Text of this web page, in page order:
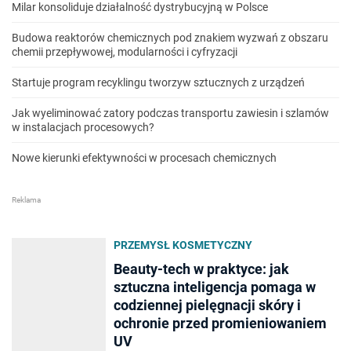
Milar konsoliduje działalność dystrybucyjną w Polsce
Budowa reaktorów chemicznych pod znakiem wyzwań z obszaru
chemii przepływowej, modularności i cyfryzacji
Startuje program recyklingu tworzyw sztucznych z urządzeń
Jak wyeliminować zatory podczas transportu zawiesin i szlamów
w instalacjach procesowych?
Nowe kierunki efektywności w procesach chemicznych
PRZEMYSŁ KOSMETYCZNY
Beauty-tech w praktyce: jak
sztuczna inteligencja pomaga w
codziennej pielęgnacji skóry i
ochronie przed promieniowaniem
UV